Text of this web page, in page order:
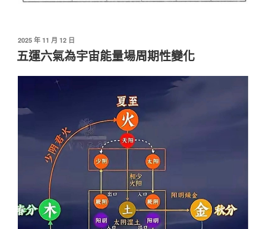
發
佈
於
2025 年 11 月 12 日
五運六氣為宇宙能量場周期性變化